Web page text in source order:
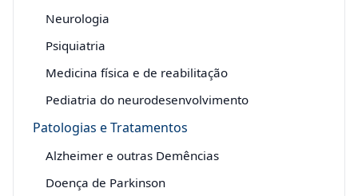
Neurologia
Psiquiatria
Medicina física e de reabilitação
Pediatria do neurodesenvolvimento
Patologias e Tratamentos
Alzheimer e outras Demências
Doença de Parkinson